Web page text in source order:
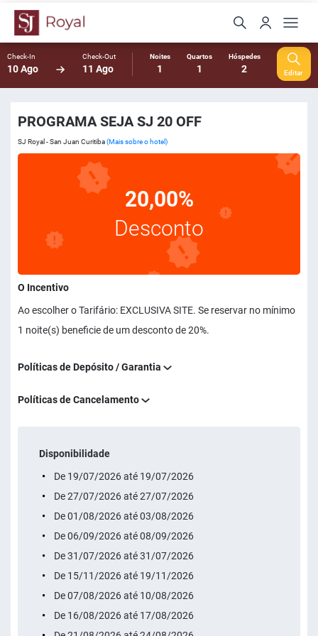
Check-In
10 Ago
Check-Out
11 Ago
Noites
1
Quartos
1
Hóspedes
2 Editar
PROGRAMA SEJA SJ 20 OFF
SJ Royal - San Juan Curitiba(Mais sobre o hotel)
20,00%
Desconto
O Incentivo
Ao escolher o Tarifário: EXCLUSIVA SITE. Se reservar no mínimo
1 noite(s) beneficie de um desconto de 20%.
Políticas de Depósito / Garantia
Políticas de Cancelamento
Disponibilidade
De 19/07/2026 até 19/07/2026
De 27/07/2026 até 27/07/2026
De 01/08/2026 até 03/08/2026
De 06/09/2026 até 08/09/2026
De 31/07/2026 até 31/07/2026
De 15/11/2026 até 19/11/2026
De 07/08/2026 até 10/08/2026
De 16/08/2026 até 17/08/2026